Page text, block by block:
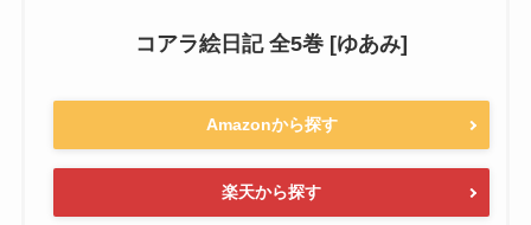
コアラ絵日記 全5巻 [ゆあみ]
Amazonから探す
楽天から探す